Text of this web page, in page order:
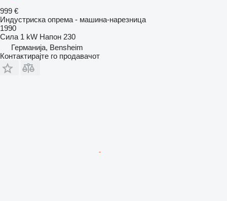
999 €
Индустриска опрема - машина-нарезница
1990
Сила 1 kW Напон 230
Германија, Bensheim
Контактирајте го продавачот